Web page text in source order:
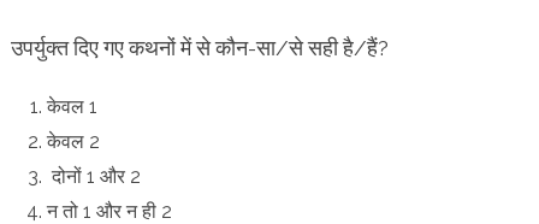
उपर्युक्त दिए गए कथनों में से कौन-सा/से सही है/हैं?
केवल 1
केवल 2
दोनों 1 और 2
न तो 1 और न ही 2